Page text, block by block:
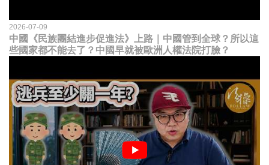
2026-07-09
中國《民族團結進步促進法》上路｜中國管到全球？所以這
些國家都不能去了？中國早就被歐洲人權法院打臉？